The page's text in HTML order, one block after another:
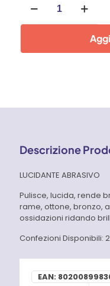
Lucidante
per
quantità
Descrizione
LUCIDANTE ABRASIVO
Pulisce, lucida, rende
rame, ottone, bronzo,
ossidazioni ridando
Confezioni Disponibili:
EAN: